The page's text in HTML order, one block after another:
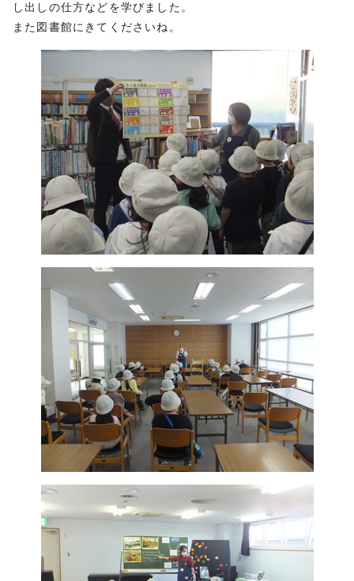
し出しの仕方などを学びました。
また図書館にきてくださいね。